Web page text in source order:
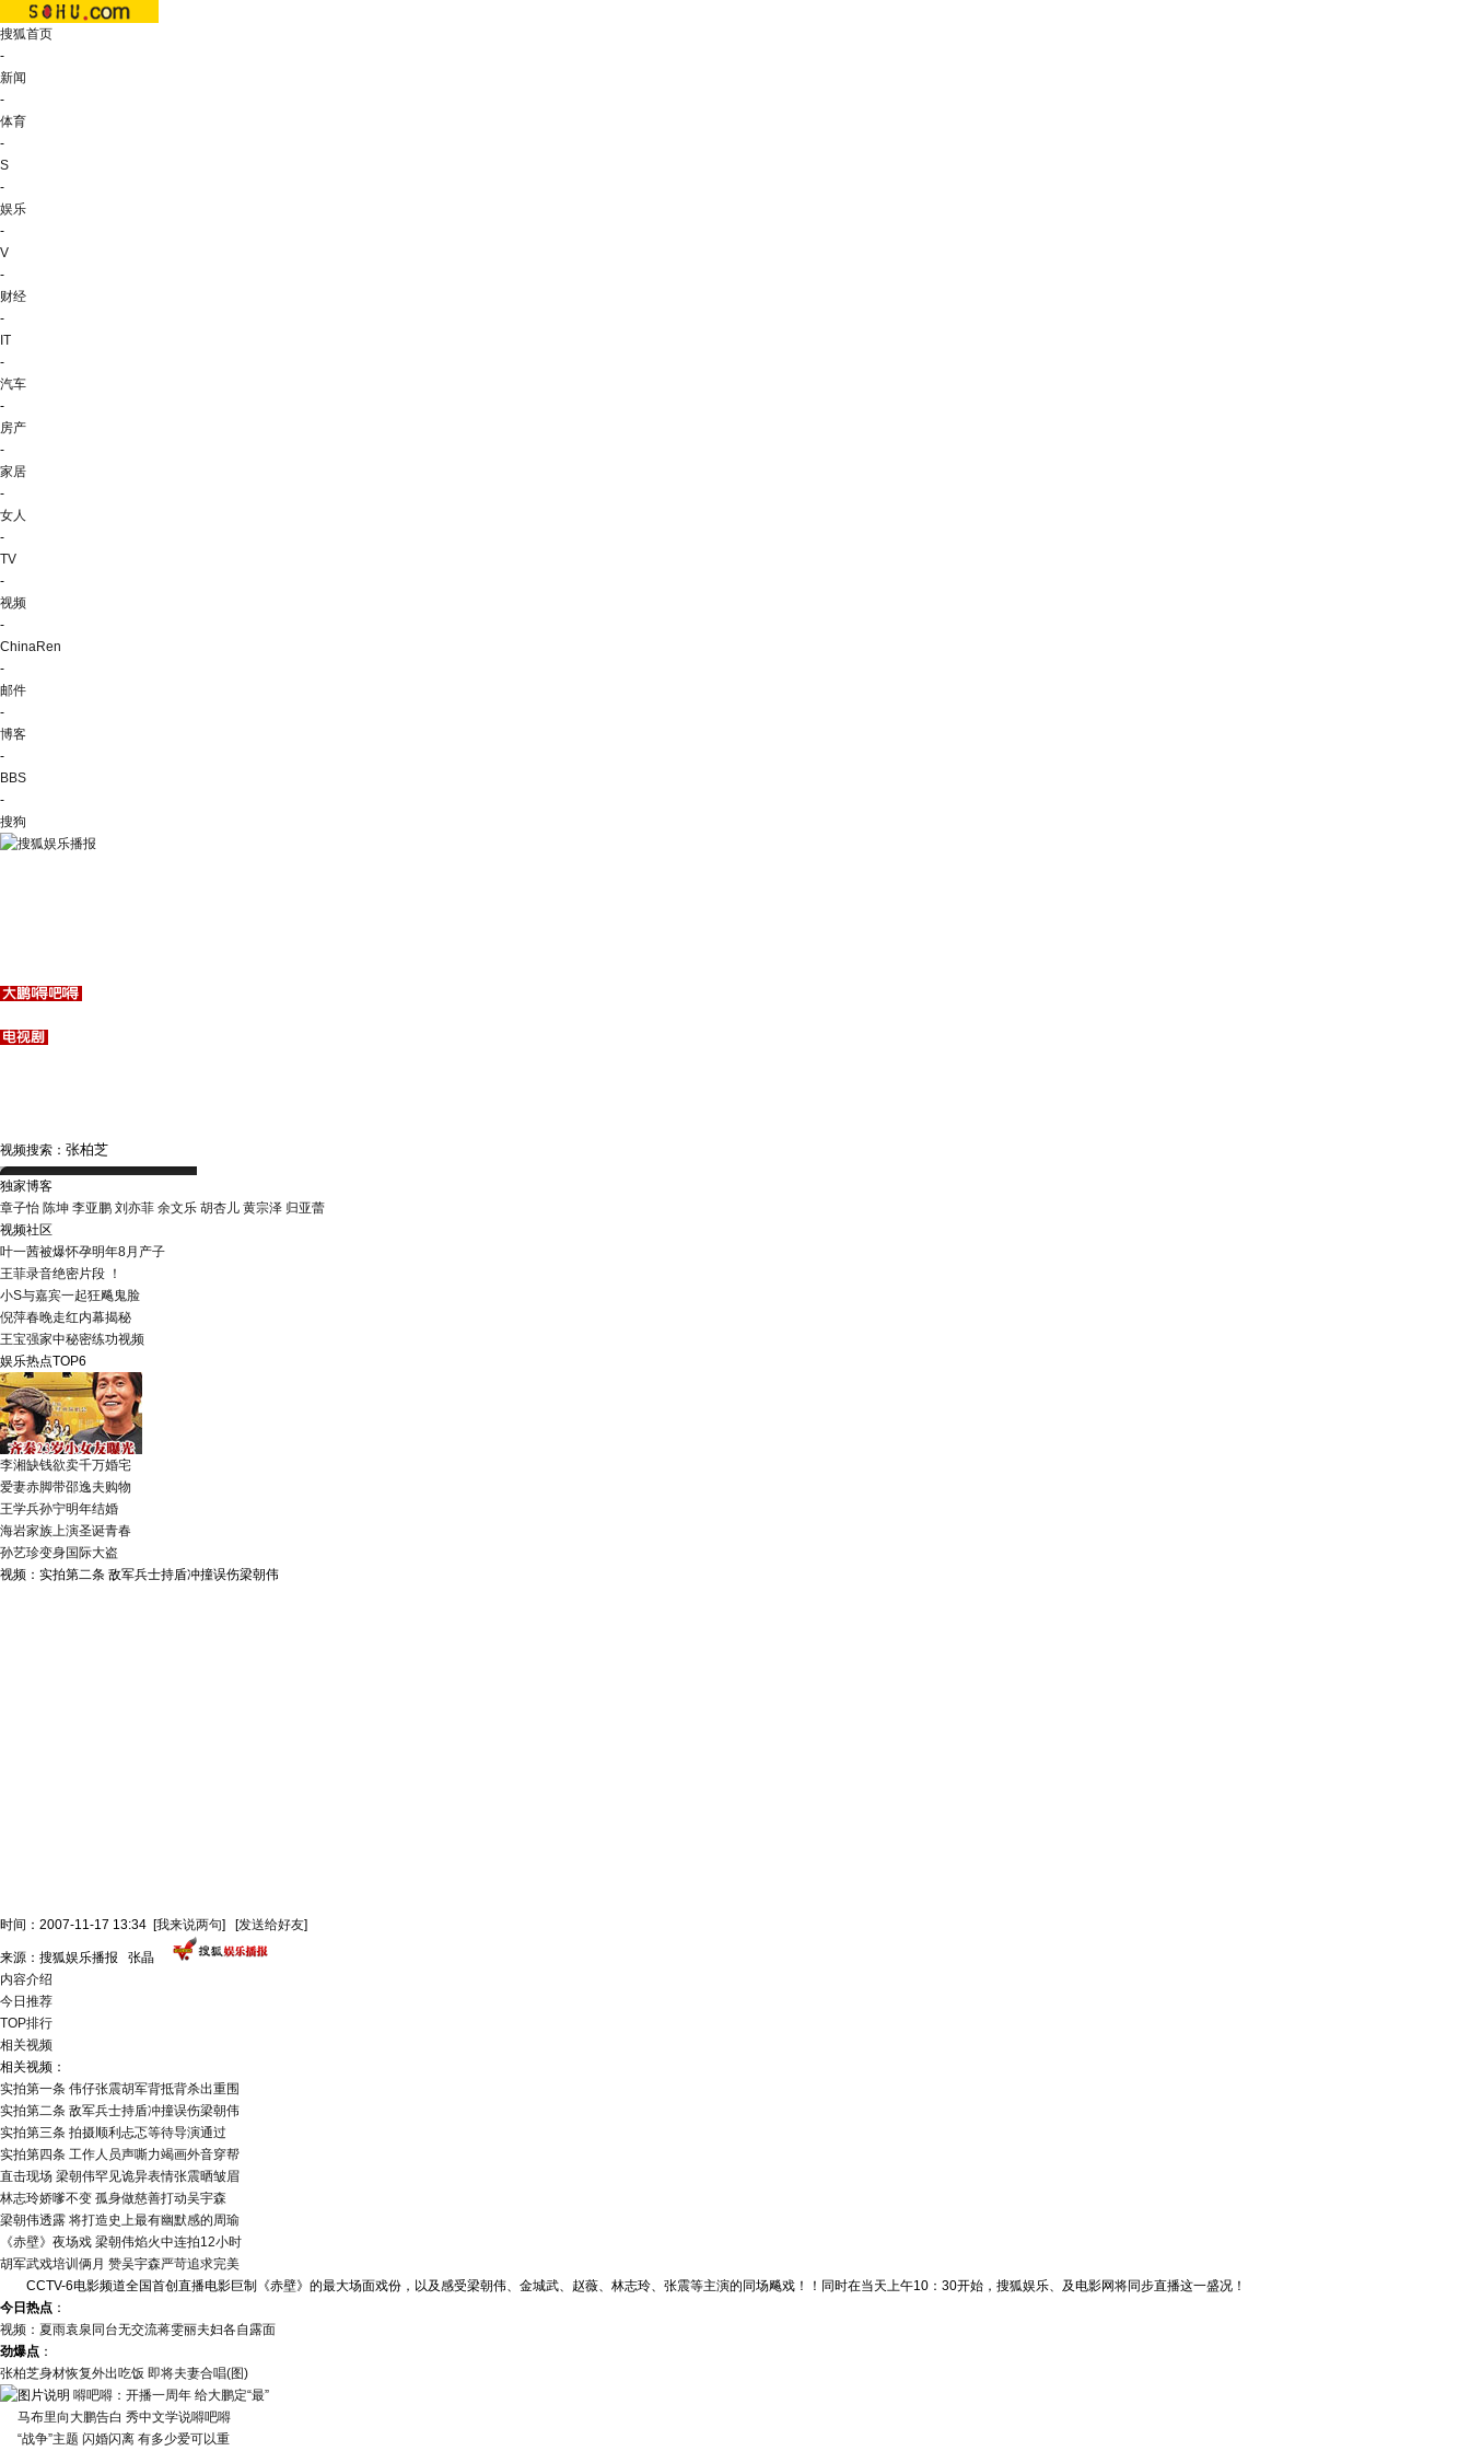
搜狐首页
-
新闻
-
体育
-
S
-
娱乐
-
V
-
财经
-
IT
-
汽车
-
房产
-
家居
-
女人
-
TV
-
视频
-
ChinaRen
-
邮件
-
博客
-
BBS
-
搜狗
视频搜索：
独家博客
章子怡 陈坤 李亚鹏 刘亦菲 余文乐 胡杏儿 黄宗泽 归亚蕾
视频社区
叶一茜被爆怀孕明年8月产子
王菲录音绝密片段 ！
小S与嘉宾一起狂飚鬼脸
倪萍春晚走红内幕揭秘
王宝强家中秘密练功视频
娱乐热点TOP6
李湘缺钱欲卖千万婚宅
爱妻赤脚带邵逸夫购物
王学兵孙宁明年结婚
海岩家族上演圣诞青春
孙艺珍变身国际大盗
视频：实拍第二条 敌军兵士持盾冲撞误伤梁朝伟
时间：2007-11-17 13:34 [我来说两句] [发送给好友]
来源：搜狐娱乐播报 张晶
内容介绍
今日推荐
TOP排行
相关视频
相关视频：
实拍第一条 伟仔张震胡军背抵背杀出重围
实拍第二条 敌军兵士持盾冲撞误伤梁朝伟
实拍第三条 拍摄顺利忐忑等待导演通过
实拍第四条 工作人员声嘶力竭画外音穿帮
直击现场 梁朝伟罕见诡异表情张震晒皱眉
林志玲娇嗲不变 孤身做慈善打动吴宇森
梁朝伟透露 将打造史上最有幽默感的周瑜
《赤壁》夜场戏 梁朝伟焰火中连拍12小时
胡军武戏培训俩月 赞吴宇森严苛追求完美
CCTV-6电影频道全国首创直播电影巨制《赤壁》的最大场面戏份，以及感受梁朝伟、金城武、赵薇、林志玲、张震等主演的同场飚戏！！同时在当天上午10：30开始，搜狐娱乐、及电影网将同步直播这一盛况！
今日热点 ：
视频：夏雨袁泉同台无交流蒋雯丽夫妇各自露面
劲爆点 ：
张柏芝身材恢复外出吃饭 即将夫妻合唱(图)
嘚吧嘚：开播一周年 给大鹏定“最”
马布里向大鹏告白 秀中文学说嘚吧嘚
“战争”主题 闪婚闪离 有多少爱可以重